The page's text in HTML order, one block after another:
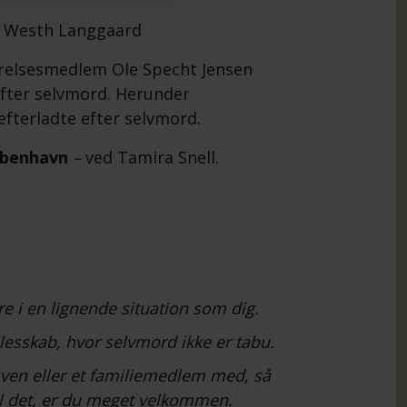
Langgaard
Ole Specht Jensen
selvmord. Herunder
efter selvmord.
– ved Tamira Snell.
i en lignende situation som dig.
hvor selvmord ikke er tabu.
eller et familiemedlem med, så
er du meget velkommen.